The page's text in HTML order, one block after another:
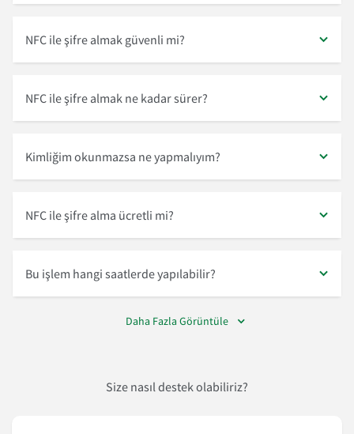
NFC ile şifre almak güvenli mi?
NFC ile şifre almak ne kadar sürer?
Kimliğim okunmazsa ne yapmalıyım?
NFC ile şifre alma ücretli mi?
Bu işlem hangi saatlerde yapılabilir?
Daha Fazla Görüntüle
Size nasıl destek olabiliriz?